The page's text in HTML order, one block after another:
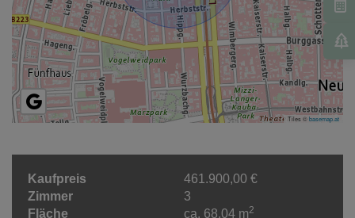
Tiles ©basemap.at
Kaufpreis
461.900,00 €
Zimmer
3
Fläche
ca. 68,04 m2